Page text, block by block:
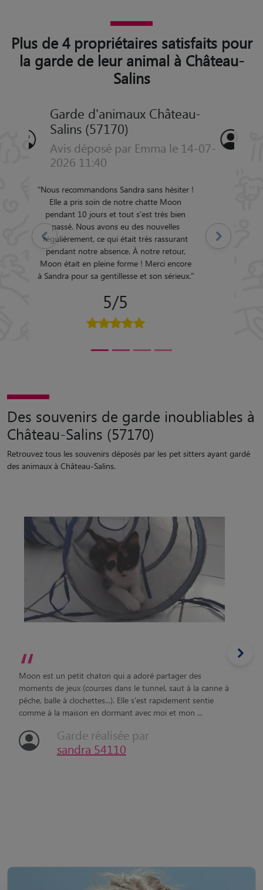
Plus de 4 propriétaires satisfaits pour
la garde de leur animal à Château-
Salins
Garde d'animaux Château-
Salins (57170)
Avis déposé par annie le 13-08-
2025 19:25
"Sonia est une personne très attentive aux
besoins des toutous , notre petit chien a
passé un séjour entouré d'affection. Je
recommande vivement."
5/5
Précédent
des animaux à Château-Salins.
“
Moon est un petit chaton qui a adoré partager des
comme à la maison en dormant avec moi et mon ...
Garde réalisée par
sandra 54110